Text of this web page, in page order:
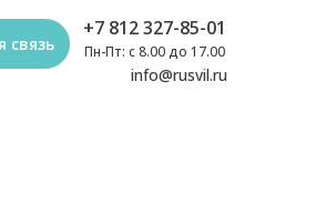
+7 812 327-85-01
Пн-Пт: с 8.00 до 17.00
info@rusvil.ru
связь